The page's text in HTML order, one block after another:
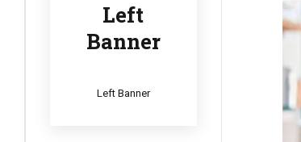
Left
Banner
Left Banner